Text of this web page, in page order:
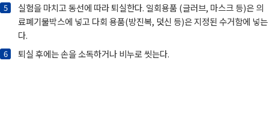
실험을 마치고 동선에 따라 퇴실한다. 일회용품 (글러브, 마스크 등)은 의
료폐기물박스에 넣고 다회 용품(방진복, 덧신 등)은 지정된 수거함에 넣는
다.
퇴실 후에는 손을 소독하거나 비누로 씻는다.